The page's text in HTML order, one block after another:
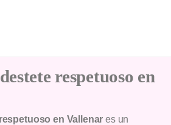
respetuoso en
en Vallenar es un